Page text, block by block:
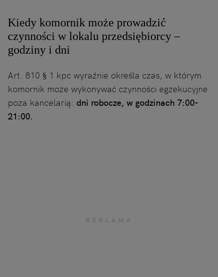
Kiedy komornik może prowadzić
czynności w lokalu przedsiębiorcy –
godziny i dni
Art. 810 § 1 kpc wyraźnie określa czas, w którym
komornik może wykonywać czynności egzekucyjne
poza kancelarią: dni robocze, w godzinach 7:00-
21:00.